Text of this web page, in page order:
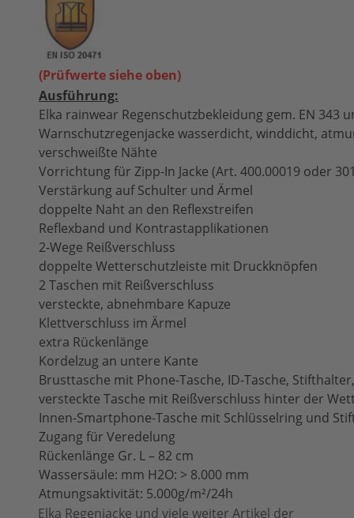
(Prüfwerte siehe oben)
Ausführung:
Elka rainwear Regenschutzbekleidung gem. EN 343
Warnschutzregenjacke wasserdicht, winddicht,
verschweißte Nähte
Vorrichtung für Zipp-In Jacke (Art. 400.00019 oder
Verstärkung auf Schulter und Ärmel
doppelte Naht an den Reflexstreifen
Reflexband und Kontrastapplikationen
2-Wege Reißverschluss
doppelte Wetterschutzleiste mit Druckknöpfen
2 Taschen mit Reißverschluss
versteckte, abnehmbare Kapuze
Klettverschluss im Ärmel
extra Rückenlänge
Kordelzug an untere Kante
Brusttasche mit Phone-Tasche, ID-Tasche,
versteckte Tasche mit Reißverschluss hinter der
Innen-Smartphone-Tasche mit Schlüsselring und
Zugang für Veredelung
Rückenlänge Gr. L – 82 cm
Wassersäule: mm H2O: > 8.000 mm
Atmungsaktivität: 5.000g/m²/24h
Elka Regenjacke und viele weiter Artikel der